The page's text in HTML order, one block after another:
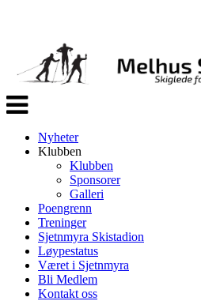
Veksle
navigasjon
Nyheter
Klubben
Klubben
Sponsorer
Galleri
Poengrenn
Treninger
Sjetnmyra Skistadion
Løypestatus
Været i Sjetnmyra
Bli Medlem
Kontakt oss